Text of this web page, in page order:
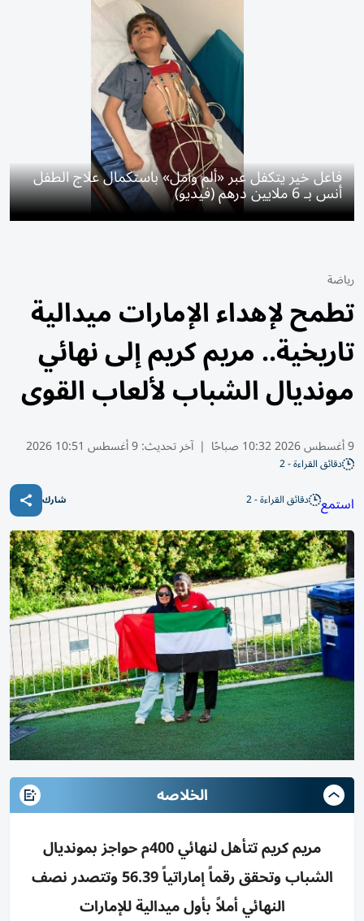
فاعل خير يتكفل عبر «ألم وأمل» باستكمال علاج الطفل
أنس بـ 6 ملايين درهم (فيديو)
رياضة
تطمح لإهداء الإمارات ميدالية
تاريخية.. مريم كريم إلى نهائي
مونديال الشباب لألعاب القوى
9 أغسطس 2026 10:32 صباحًا | آخر تحديث:9 أغسطس 10:51 2026
دقائق القراءة - 2
استمع دقائق القراءة - 2 شارك
الخلاصه
مريم كريم تتأهل لنهائي 400م حواجز بمونديال
الشباب وتحقق رقماً إماراتياً 56.39 وتتصدر نصف
النهائي أملاً بأول ميدالية للإمارات